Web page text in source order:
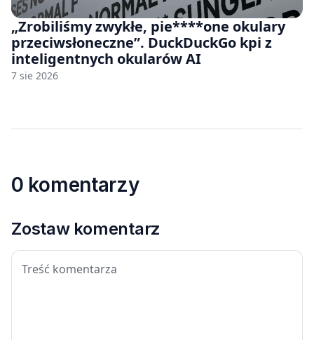
„Zrobiliśmy zwykłe, pie****one okulary
przeciwsłoneczne”. DuckDuckGo kpi z
inteligentnych okularów AI
7 sie 2026
0 komentarzy
Zostaw komentarz